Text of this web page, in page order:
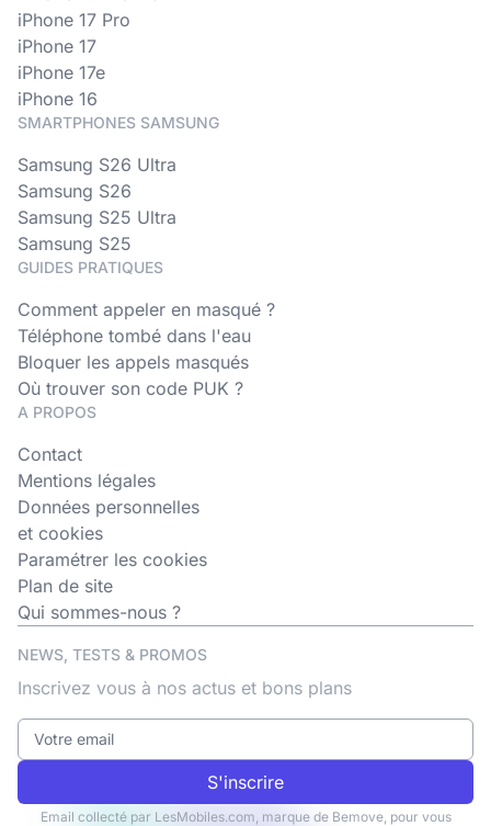
iPhone 17 Pro
iPhone 17
iPhone 17e
iPhone 16
SMARTPHONES SAMSUNG
Samsung S26 Ultra
Samsung S26
Samsung S25 Ultra
Samsung S25
GUIDES PRATIQUES
Comment appeler en masqué ?
Téléphone tombé dans l'eau
Bloquer les appels masqués
Où trouver son code PUK ?
A PROPOS
Contact
Mentions légales
Données personnelles
et cookies
Paramétrer les cookies
Plan de site
Qui sommes-nous ?
NEWS, TESTS & PROMOS
Inscrivez vous à nos actus et bons plans
S'inscrire
Email collecté par LesMobiles.com, marque de Bemove, pour vous